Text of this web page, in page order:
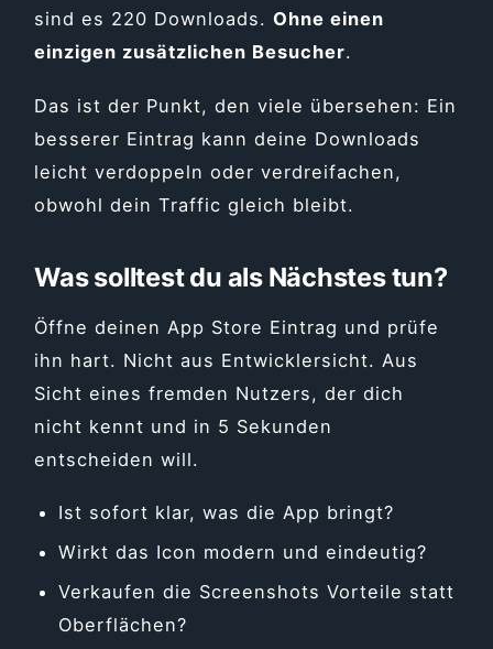
sind es 220 Downloads.Ohne einen
einzigen zusätzlichen Besucher.
Das ist der Punkt, den viele übersehen: Ein
besserer Eintrag kann deine Downloads
leicht verdoppeln oder verdreifachen,
obwohl dein Traffic gleich bleibt.
Was solltest du als Nächstes tun?
Öffne deinen App Store Eintrag und prüfe
ihn hart. Nicht aus Entwicklersicht. Aus
Sicht eines fremden Nutzers, der dich
nicht kennt und in 5 Sekunden
entscheiden will.
Ist sofort klar, was die App bringt?
Wirkt das Icon modern und eindeutig?
Verkaufen die Screenshots Vorteile statt
Oberflächen?